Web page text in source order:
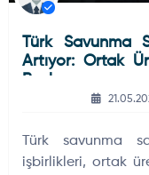
Türk Savunma
Artıyor: Ortak
Başlıyor
Türk savunma
işbirlikleri, ortak